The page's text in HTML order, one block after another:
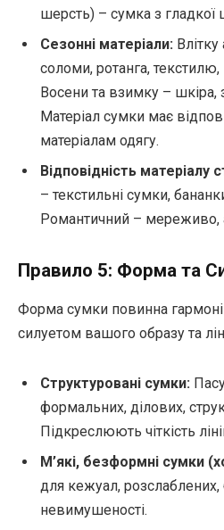
шерсть) – сумка з гладкої
Сезонні матеріали:
соломи, ротанга, текстилю,
Восени та взимку – шкіра,
Матеріал сумки має
матеріалам одягу.
Відповідність матеріалу
– текстильні сумки,
Романтичний – мереживо,
Правило 5: Форма та
Форма сумки повинна
силуетом вашого образу та
Структуровані сумки:
формальних, ділових,
Підкреслюють чіткість
М’які, безформні сумки
для кежуал,
невимушеності.